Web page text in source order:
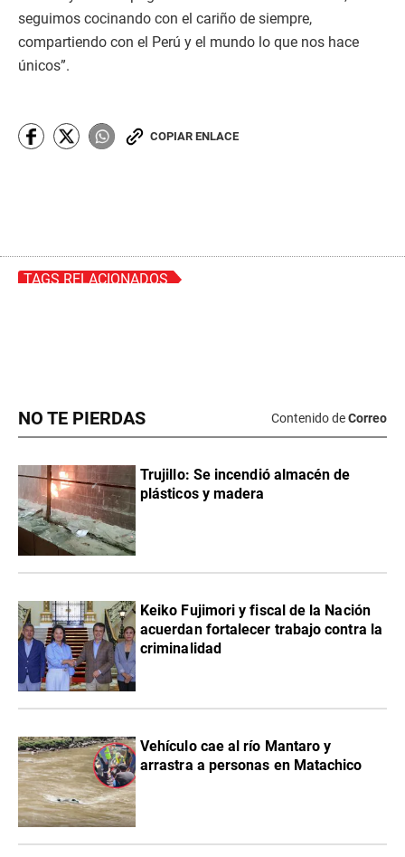
NO TE PIERDAS Contenido deCorreo
Trujillo: Se incendió almacén de
plásticos y madera
Keiko Fujimori y fiscal de la Nación
acuerdan fortalecer trabajo contra la
criminalidad
Vehículo cae al río Mantaro y
arrastra a personas en Matachico